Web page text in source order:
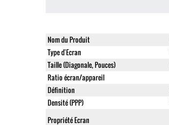
Nom du Produit
Type d'Ecran
Taille (Diagonale, Pouces)
Ratio écran/appareil
Définition
Densité (PPP)
Propriété Ecran